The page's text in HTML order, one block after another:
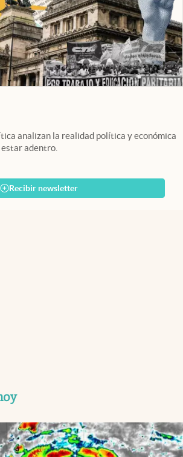
analizan la realidad política y económica
estar adentro.
Recibir newsletter